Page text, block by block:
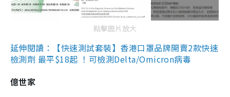
點擊圖片放大
延伸閱讀：【快速測試套裝】香港口罩品牌開賣2款快速
檢測劑 最平$18起 ！可檢測Delta/Omicron病毒
億世家